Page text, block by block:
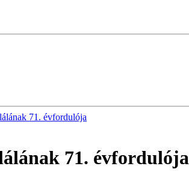
71. évfordulója
71. évfordulója